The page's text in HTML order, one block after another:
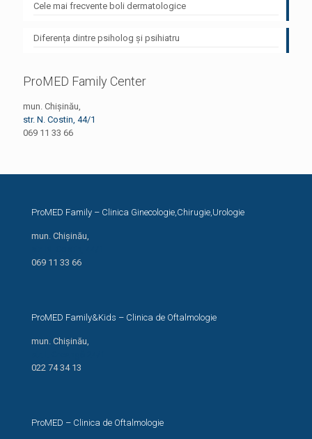
Cele mai frecvente boli dermatologice
Diferența dintre psiholog și psihiatru
ProMED Family Center
mun. Chișinău,
str. N. Costin, 44/1
069 11 33 66
ProMED Family – Clinica Ginecologie,Chirugie,Urologie
mun. Chișinău,
069 11 33 66
ProMED Family&Kids – Clinica de Oftalmologie
mun. Chișinău,
022 74 34 13
ProMED – Clinica de Oftalmologie